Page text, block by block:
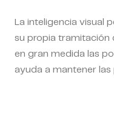
La inteligencia visual
su propia tramitación
en gran medida las
ayuda a mantener las